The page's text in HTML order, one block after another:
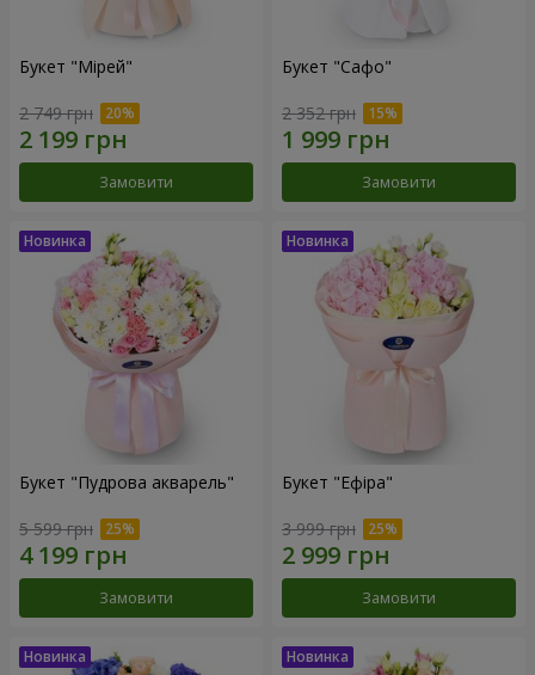
Букет "Мірей"
2 749 грн
Замовити
Букет "Сафо"
2 352 грн
Замовити
Букет "Пудрова акварель"
5 599 грн
Замовити
Букет "Ефіра"
3 999 грн
Замовити